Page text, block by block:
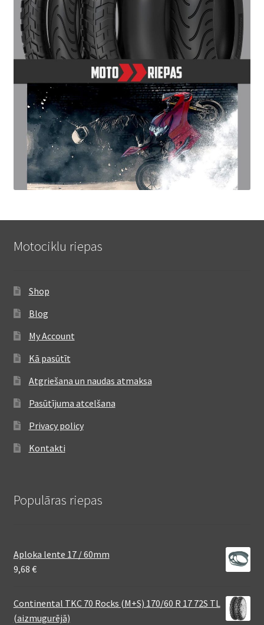
Motociklu riepas
Shop
Blog
My Account
Kā pasūtīt
Atgriešana un naudas atmaksa
Pasūtījuma atcelšana
Privacy policy
Kontakti
Populāras riepas
Aploka lente 17 / 60mm
9,68 €
Continental TKC 70 Rocks (M+S) 170/60 R 17 72S TL
(aizmugurējā)